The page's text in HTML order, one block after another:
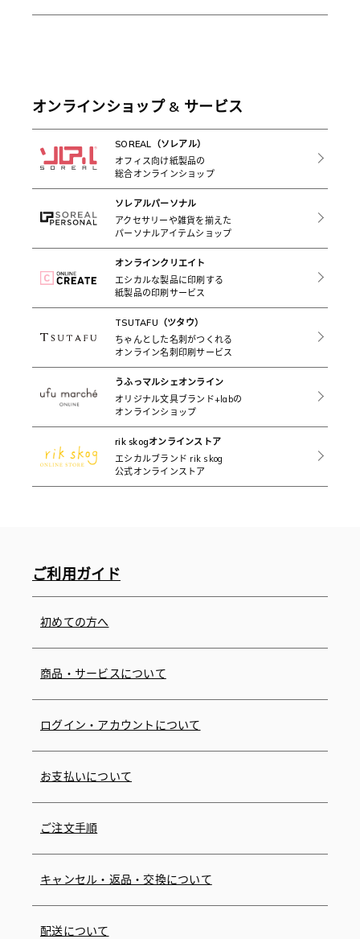
オンラインショップ & サービス
SOREAL（ソレアル）
オフィス向け紙製品の
総合オンラインショップ
ソレアルパーソナル
アクセサリーや雑貨を揃えた
パーソナルアイテムショップ
オンラインクリエイト
エシカルな製品に印刷する
紙製品の印刷サービス
TSUTAFU（ツタウ）
ちゃんとした名刺がつくれる
オンライン名刺印刷サービス
うふっマルシェオンライン
オリジナル文具ブランド+labの
オンラインショップ
rik skogオンラインストア
エシカルブランド rik skog
公式オンラインストア
ご利用ガイド
初めての方へ
商品・サービスについて
ログイン・アカウントについて
お支払いについて
ご注文手順
キャンセル・返品・交換について
配送について